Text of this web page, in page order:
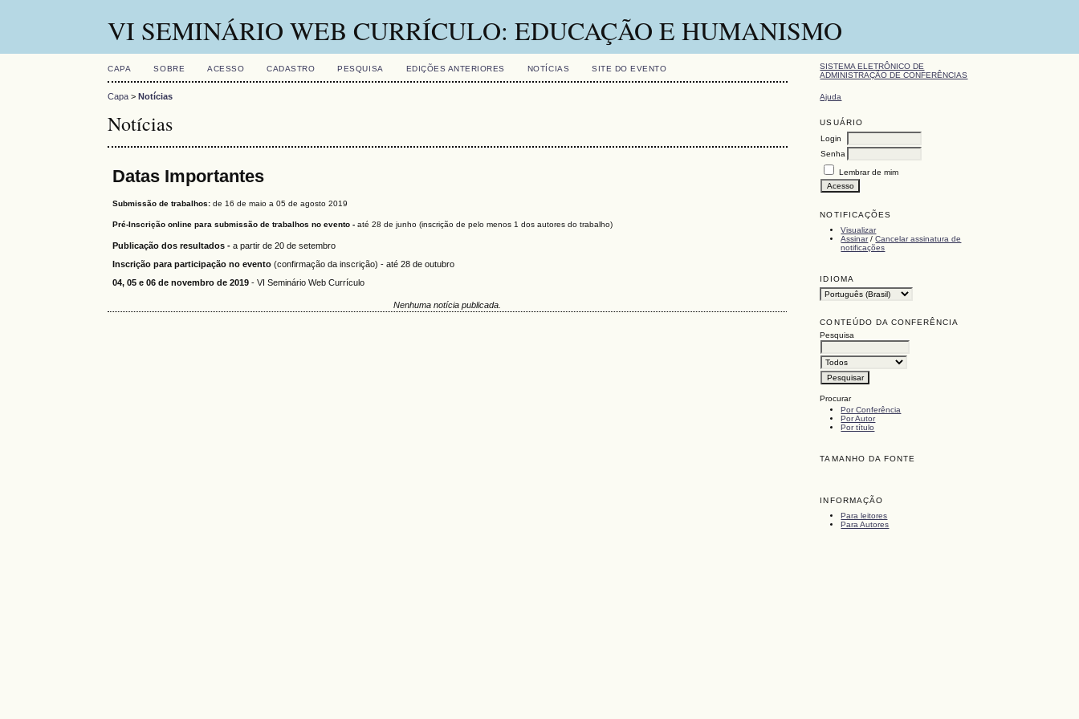
VI SEMINÁRIO WEB CURRÍCULO: EDUCAÇÃO E HUMANISMO
SISTEMA ELETRÔNICO DE
ADMINISTRAÇÃO DE CONFERÊNCIAS
Ajuda
USUÁRIO
Login
Senha
Lembrar de mim
NOTIFICAÇÕES
Visualizar
Assinar/Cancelar assinatura de
notificações
IDIOMA
CONTEÚDO DA CONFERÊNCIA
Pesquisa
Procurar
Por Conferência
Por Autor
Por título
TAMANHO DA FONTE
INFORMAÇÃO
Para leitores
Para Autores
CAPA SOBRE ACESSO CADASTRO PESQUISA EDIÇÕES ANTERIORES NOTÍCIAS SITE DO EVENTO
Capa >Notícias
Notícias
Datas Importantes
Submissão de trabalhos: de 16 de maio a 05 de agosto 2019
Pré-Inscrição online para submissão de trabalhos no evento - até 28 de junho(inscrição de pelo menos 1 dos autores do trabalho)
Publicação dos resultados -a partir de 20 de setembro
Inscrição para participação no evento(confirmação da inscrição) - até 28 de outubro
04, 05 e 06 de novembro de 2019- VI Seminário Web Currículo
Nenhuma notícia publicada.